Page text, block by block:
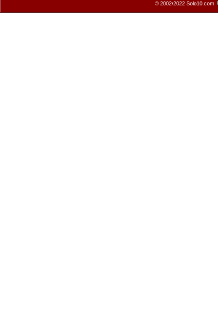
© 2002/2022 Solo10.com